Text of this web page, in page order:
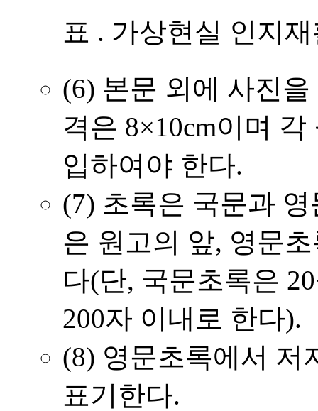
표 . 가상현실 인지
(6) 본문 외에 사진
격은 8×10cm이며
입하여야 한다.
(7) 초록은 국문과
은 원고의 앞, 영문
다(단, 국문초록은
200자 이내로 한다).
(8) 영문초록에서 저
표기한다.